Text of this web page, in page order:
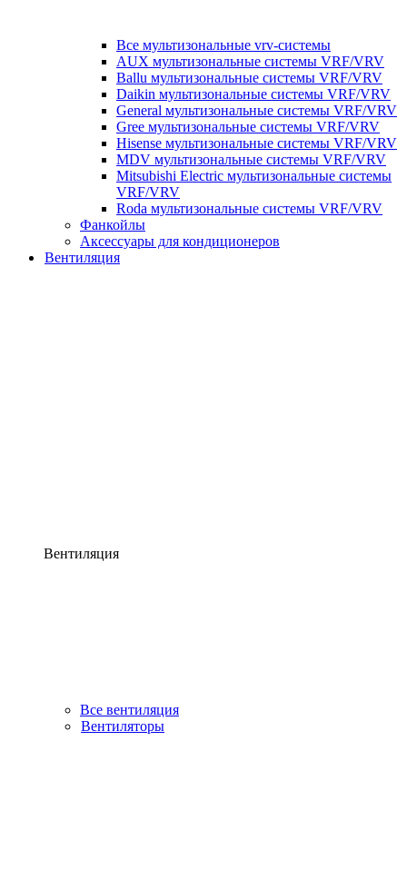
Все мультизональные vrv-системы
AUX мультизональные системы VRF/VRV
Ballu мультизональные системы VRF/VRV
Daikin мультизональные системы VRF/VRV
General мультизональные системы VRF/VRV
Gree мультизональные системы VRF/VRV
Hisense мультизональные системы VRF/VRV
MDV мультизональные системы VRF/VRV
Mitsubishi Electric мультизональные системы
VRF/VRV
Roda мультизональные системы VRF/VRV
Фанкойлы
Аксессуары для кондиционеров
Вентиляция
Вентиляция
Все вентиляция
Вентиляторы